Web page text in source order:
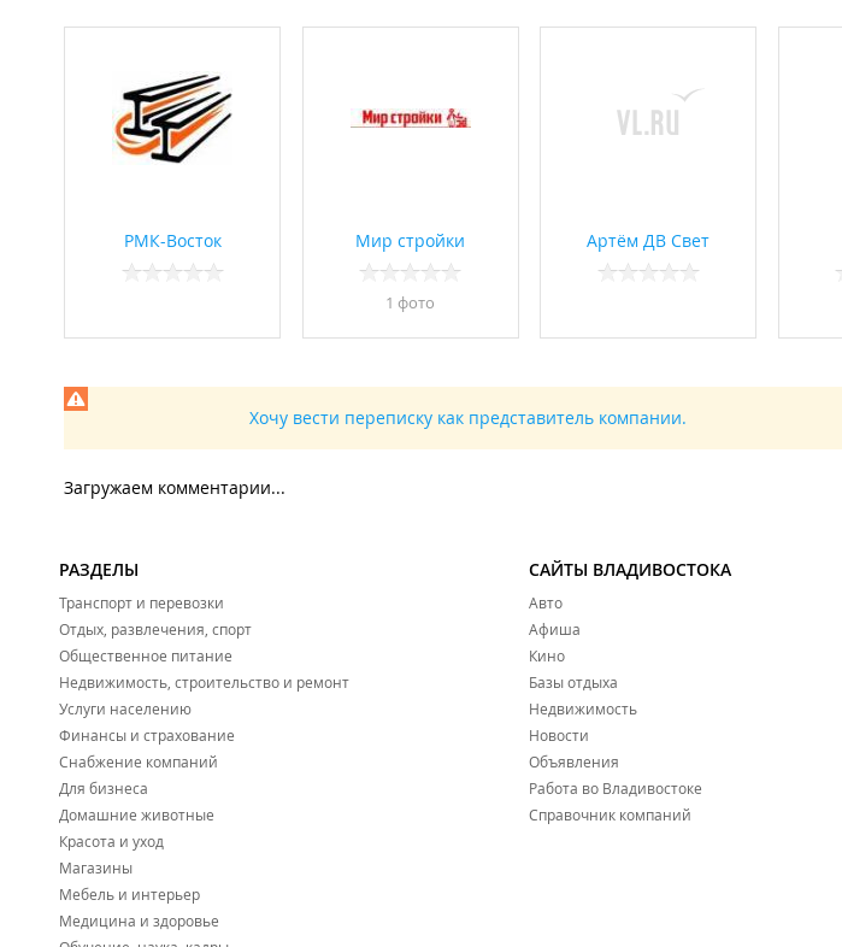
РМК-Восток Мир стройки
1 фото
Артём ДВ Свет
Хочу вести переписку как представитель компании.
Загружаем комментарии...
РАЗДЕЛЫ
Транспорт и перевозки
Отдых, развлечения, спорт
Общественное питание
Недвижимость, строительство и ремонт
Услуги населению
Финансы и страхование
Снабжение компаний
Для бизнеса
Домашние животные
Красота и уход
Магазины
Мебель и интерьер
Медицина и здоровье
САЙТЫ ВЛАДИВОСТОКА
Авто
Афиша
Кино
Базы отдыха
Недвижимость
Новости
Объявления
Работа во Владивостоке
Справочник компаний